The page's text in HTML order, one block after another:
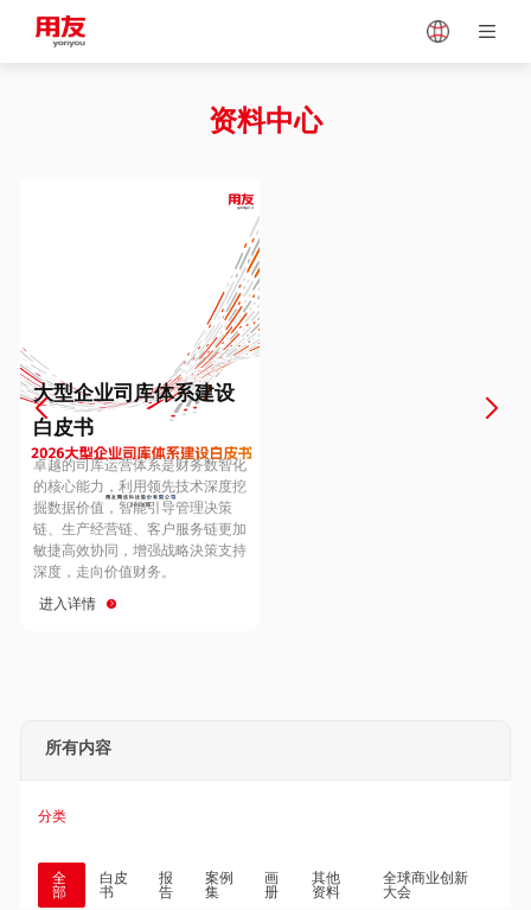
Vietnam
Europe
Hungary
Hong Kong
资料中心
大型企业司库体系建设
白皮书
卓越的司库运营体系是财务数智化
的核心能力，利用领先技术深度挖
掘数据价值，智能引导管理决策
链、生产经营链、客户服务链更加
敏捷高效协同，增强战略決策支持
深度，走向价值财务。
进入详情
所有内容
分类
全
部
白皮
书
报
告
案例
集
画
册
其他
资料
全球商业创新
大会